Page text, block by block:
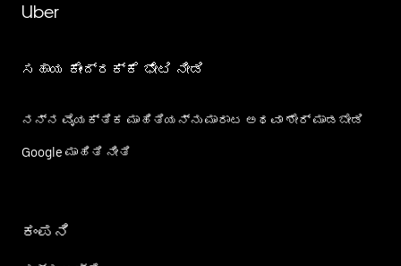
Uber
ಸಹಾಯ ಕೇಂದ್ರಕ್ಕೆ ಭೇಟಿ ನೀಡಿ
ನನ್ನ ವೈಯಕ್ತಿಕ ಮಾಹಿತಿಯನ್ನು ಮಾರಾಟ ಅಥವಾ ಶೇರ್‌ ಮಾಡಬೇಡಿ
Google ಮಾಹಿತಿ ನೀತಿ
ಕಂಪನಿ